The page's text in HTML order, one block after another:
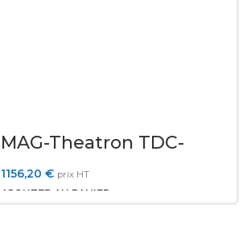
MAG-Theatron TDC-
1156,20€ prix HT
AJOUTER AU PANIER